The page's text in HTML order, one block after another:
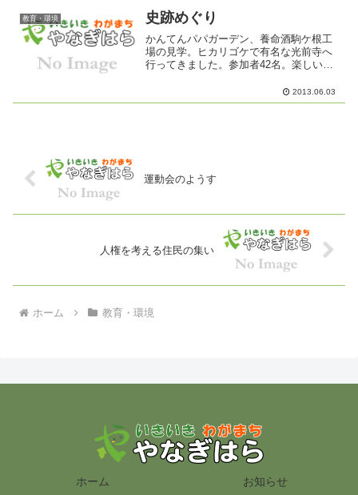
教育・環境 史跡めぐり
かんてんパパガーデン、養命酒駒ケ根工
場の見学。ヒカリゴケで有名な光前寺へ
行ってきました。参加者42名。楽しい一
2013.06.03
運動会のようす
人権を考える住民の集い
ホーム 教育・環境
ホーム お知らせ